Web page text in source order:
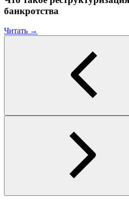
банкротства
Читать →